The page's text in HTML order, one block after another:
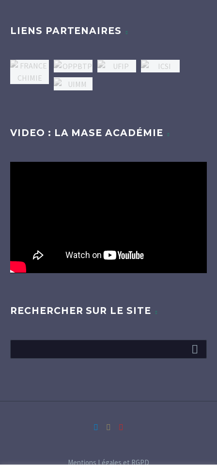
LIENS PARTENAIRES
VIDEO : LA MASE ACADÉMIE
RECHERCHER SUR LE SITE
Mentions Légales et RGPD